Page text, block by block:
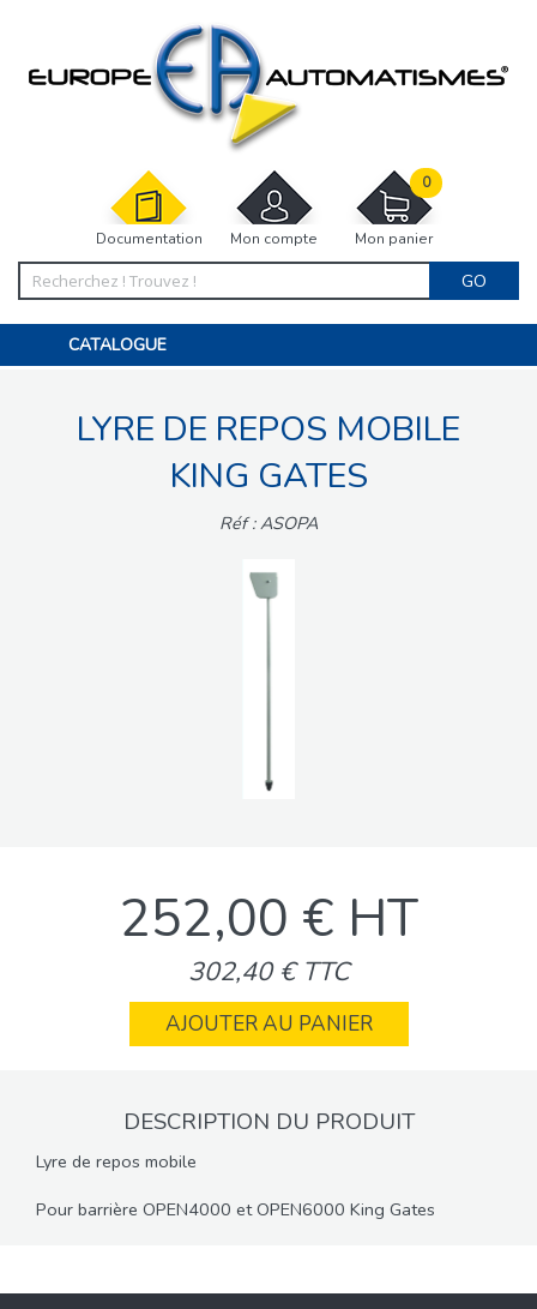
Documentation Mon compte Mon panier
0
GO
CATALOGUE
MOTORISATIONS
ACCESSOIRES ET ELECTRONIQUES
INTERPHONES VISIOPHONES
LYRE DE REPOS MOBILE
KING GATES
Réf : ASOPA
252,00 € HT
302,40 € TTC
AJOUTER AU PANIER
DESCRIPTION DU PRODUIT
Lyre de repos mobile
Pour barrière OPEN4000 et OPEN6000 King Gates